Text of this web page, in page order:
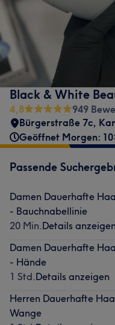
Black & White
4,8
949
Bürgerstraße 7c,
Geöffnet Morgen:
Passende
Damen Dauerhafte
- Bauchnabellinie
20 Min.Details anzeigen
Damen Dauerhafte
- Hände
1 Std.Details anzeigen
Herren Dauerhafte
Wange